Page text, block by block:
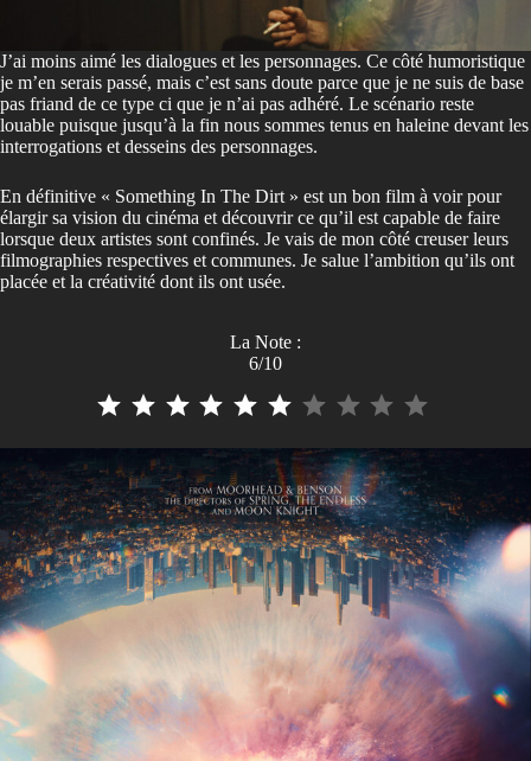
J’ai moins aimé les dialogues et les personnages. Ce côté humoristique
je m’en serais passé, mais c’est sans doute parce que je ne suis de base
pas friand de ce type ci que je n’ai pas adhéré. Le scénario reste
louable puisque jusqu’à la fin nous sommes tenus en haleine devant les
interrogations et desseins des personnages.
En définitive « Something In The Dirt » est un bon film à voir pour
élargir sa vision du cinéma et découvrir ce qu’il est capable de faire
lorsque deux artistes sont confinés. Je vais de mon côté creuser leurs
filmographies respectives et communes. Je salue l’ambition qu’ils ont
placée et la créativité dont ils ont usée.
La Note :
6/10